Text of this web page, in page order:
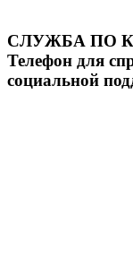
СЛУЖБА ПО
Телефон для
социальной